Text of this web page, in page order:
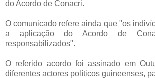
do Acordo de Conacri.
O comunicado refere ainda que "os
a aplicação do Acordo de
responsabilizados".
O referido acordo foi assinado em
diferentes actores políticos guineenses,